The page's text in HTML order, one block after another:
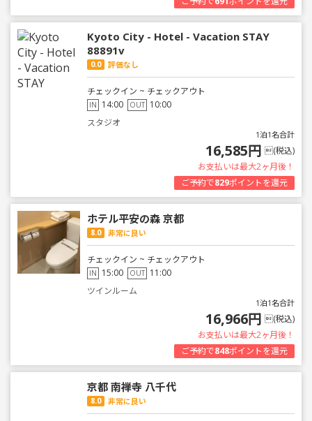
Kyoto City - Hotel - Vacation STAY
88891v
0.0 評価なし
チェックイン ~ チェックアウト
IN 14:00 OUT 10:00
スタジオ
1泊1名合計
16,585円 (税込)
お支払いは最大2ヶ月後！
ご予約で829ポイントを還元
ホテル平安の森 京都
8.0 非常に良い
チェックイン ~ チェックアウト
IN 15:00 OUT 11:00
ツインルーム
1泊1名合計
16,966円 (税込)
お支払いは最大2ヶ月後！
ご予約で848ポイントを還元
京都 南禅寺 八千代
8.0 非常に良い